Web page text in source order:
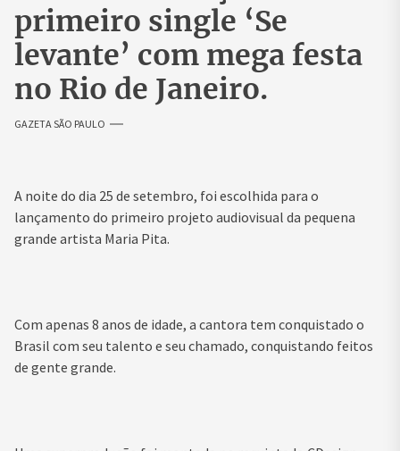
primeiro single ‘Se
levante’ com mega festa
no Rio de Janeiro.
GAZETA SÃO PAULO
A noite do dia 25 de setembro, foi escolhida para o
lançamento do primeiro projeto audiovisual da pequena
grande artista Maria Pita.
Com apenas 8 anos de idade, a cantora tem conquistado o
Brasil com seu talento e seu chamado, conquistando feitos
de gente grande.